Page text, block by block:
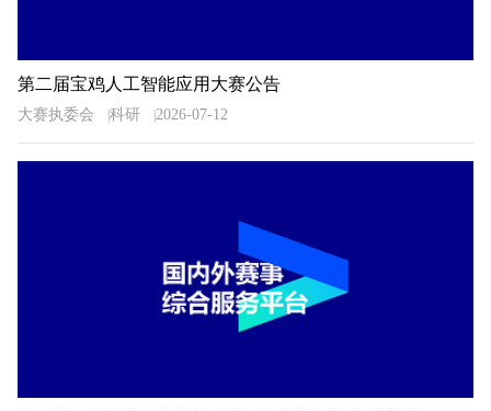
第二届宝鸡人工智能应用大赛公告
大赛执委会 科研 2026-07-12